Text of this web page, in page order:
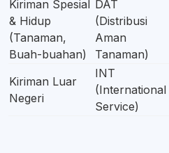
Kiriman Spesial
& Hidup
(Tanaman,
Buah-buahan)
DAT
(Distribusi
Aman
Tanaman)
Kiriman Luar
Negeri
INT
(International
Service)